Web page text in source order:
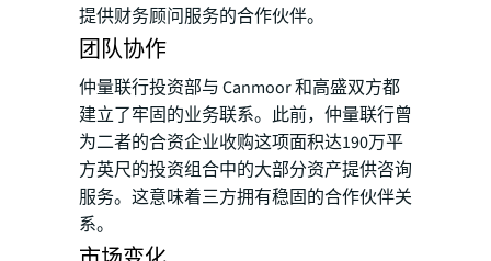
提供财务顾问服务的合作伙伴。
团队协作
仲量联行投资部与 Canmoor 和高盛双方都
建立了牢固的业务联系。此前，仲量联行曾
为二者的合资企业收购这项面积达190万平
方英尺的投资组合中的大部分资产提供咨询
服务。这意味着三方拥有稳固的合作伙伴关
系。